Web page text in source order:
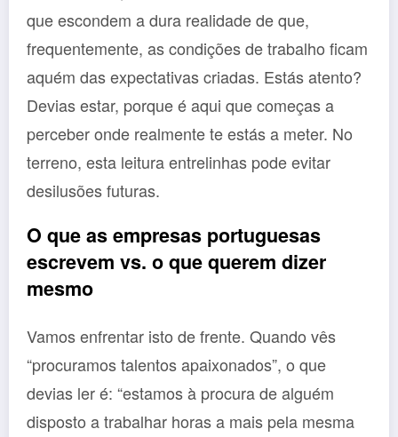
que escondem a dura realidade de que,
frequentemente, as condições de trabalho ficam
aquém das expectativas criadas. Estás atento?
Devias estar, porque é aqui que começas a
perceber onde realmente te estás a meter. No
terreno, esta leitura entrelinhas pode evitar
desilusões futuras.
O que as empresas portuguesas
escrevem vs. o que querem dizer
mesmo
Vamos enfrentar isto de frente. Quando vês
“procuramos talentos apaixonados”, o que
devias ler é: “estamos à procura de alguém
disposto a trabalhar horas a mais pela mesma